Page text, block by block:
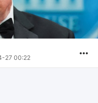
27 00:22